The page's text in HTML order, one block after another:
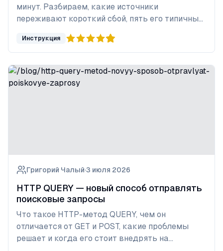
минут. Разбираем, какие источники
переживают короткий сбой, пять его типичных
Инструкция
Григорий Чалый·3 июля 2026
HTTP QUERY — новый способ отправлять
поисковые запросы
Что такое HTTP-метод QUERY, чем он
отличается от GET и POST, какие проблемы
решает и когда его стоит внедрять на